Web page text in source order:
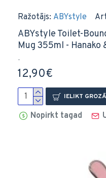
Ražotājs: ABYstyle
ABYstyle Toilet-
Mug 355ml - Hanako
..
12,90€
IELIKT GROZĀ
Nopirkt tagad